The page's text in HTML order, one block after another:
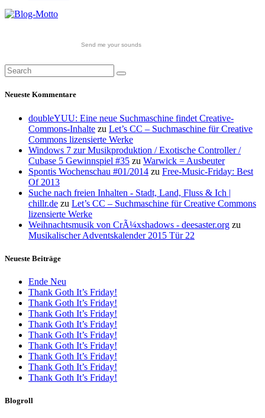
Send me your sounds
Neueste Kommentare
doubleYUU: Eine neue Suchmaschine findet Creative-
Commons-Inhalte zu Let’s CC – Suchmaschine für Creative
Commons lizensierte Werke
Windows 7 zur Musikproduktion / Exotische Controller /
Cubase 5 Gewinnspiel #35 zu Warwick = Ausbeuter
Spontis Wochenschau #01/2014 zu Free-Music-Friday: Best
Of 2013
Suche nach freien Inhalten - Stadt, Land, Fluss & Ich |
chillr.de zu Let’s CC – Suchmaschine für Creative Commons
lizensierte Werke
Weihnachtsmusik von CrÃ¼xshadows - deesaster.org zu
Musikalischer Adventskalender 2015 Tür 22
Neueste Beiträge
Ende Neu
Thank Goth It’s Friday!
Thank Goth It’s Friday!
Thank Goth It’s Friday!
Thank Goth It’s Friday!
Thank Goth It’s Friday!
Thank Goth It’s Friday!
Thank Goth It’s Friday!
Thank Goth It’s Friday!
Thank Goth It’s Friday!
Blogroll